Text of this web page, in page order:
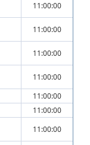
11:00:00
11:00:00
11:00:00
11:00:00
11:00:00
11:00:00
11:00:00